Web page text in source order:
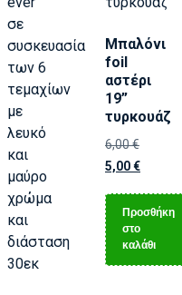
Μπαλόνι
foil
αστέρι
19”
τυρκουάζ
6,00€
5,00€
Προσθήκη
στο
καλάθι